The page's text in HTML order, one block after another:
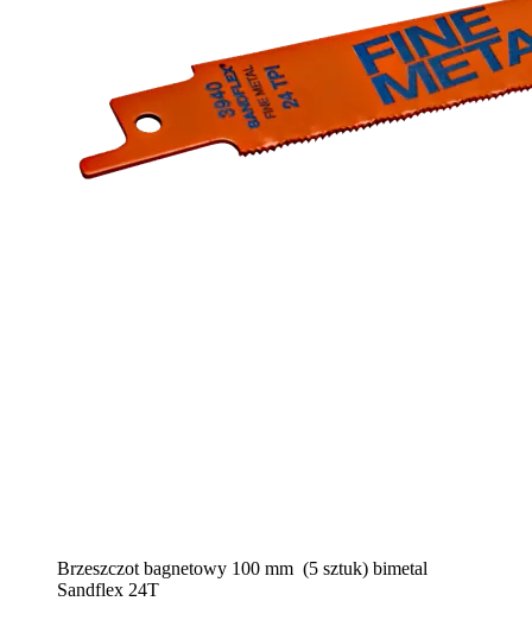
Brzeszczot bagnetowy 100 mm (5 sztuk) bimetal
Sandflex 24T